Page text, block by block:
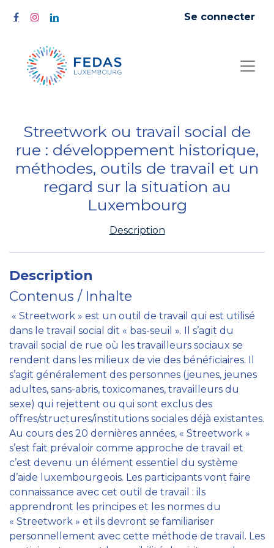
Se connecter
Streetwork ou travail social de
rue : développement historique,
méthodes, outils de travail et un
regard sur la situation au
Luxembourg
Description
Description
Contenus / Inhalte
« Streetwork » est un outil de travail qui est utilisé
dans le travail social dit « bas-seuil ». Il s’agit du
travail social de rue où les travailleurs sociaux se
rendent dans les milieux de vie des bénéficiaires. Il
s’agit généralement des personnes (jeunes, jeunes
adultes, sans-abris, toxicomanes, travailleurs du
sexe) qui rejettent ou qui sont exclus des
offres/structures/institutions sociales déjà existantes.
Au cours des 20 dernières années, « Streetwork »
s’est fait prévaloir comme approche de travail et
c’est devenu un élément essentiel du système
d’aide luxembourgeois. Les participants vont faire
connaissance avec cet outil de travail : ils
apprendront les principes et les normes du
« Streetwork » et ils devront se familiariser
personnellement avec cette méthode de travail. Les